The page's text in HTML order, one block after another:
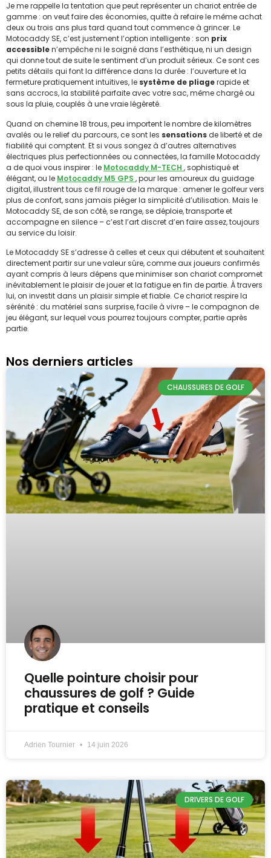
Je me rappelle la tentation que peut représenter un chariot entrée de
gamme : on veut faire des économies, quitte à refaire le même achat
deux ou trois ans plus tard quand tout commence à grincer. Le
Motocaddy SE, c’est justement l’option intelligente : son prix
accessiblen’empêche ni le soigné dans l’esthétique, ni un design
qui donne tout de suite le sentiment d’un produit sérieux. Ce sont ces
petits détails qui font la différence dans la durée : l’ouverture et la
fermeture pratiquement intuitives, le système de pliagerapide et
sans accrocs, la stabilité parfaite avec votre sac, même chargé ou
sous la pluie, couplés à une vraie légèreté.
Quand on chemine 18 trous, peu importent le nombre de kilomètres
avalés ou le relief du parcours, ce sont les sensationsde liberté et de
fiabilité qui comptent. Et si vous songez à d’autres alternatives
électriques plus perfectionnées ou connectées, la famille Motocaddy
a de quoi vous inspirer : le Motocaddy M-TECH , sophistiqué et
élégant, ou le Motocaddy M5 GPS , pour les amoureux du guidage
digital, illustrent tous ce fil rouge de la marque : amener le golfeur vers
plus de confort, sans jamais piéger la simplicité d’utilisation. Mais le
Motocaddy SE, de son côté, se range, se déploie, transporte et
accompagne en silence – c’est l’art discret d’en faire assez, toujours
au service du loisir.
Le Motocaddy SE s’adresse à celles et ceux qui débutent et souhaitent
directement partir sur une valeur sûre, comme aux joueurs confirmés
ayant compris à leurs dépens que minimiser son chariot compromet
inévitablement le plaisir de jouer et la fatigue en fin de partie. À travers
lui, on investit dans un plaisir simple et fiable. Ce chariot respire la
sérénité : du matériel sans surprise, facile à vivre – le compagnon de
jeu élégant, sur lequel vous pourrez toujours compter, partie après
partie.
Nos derniers articles
CHAUSSURES DE GOLF
Quelle pointure choisir pour
chaussures de golf ? Guide
pratique et conseils
Adrien Tournier 14 juin 2026
DRIVERS DE GOLF